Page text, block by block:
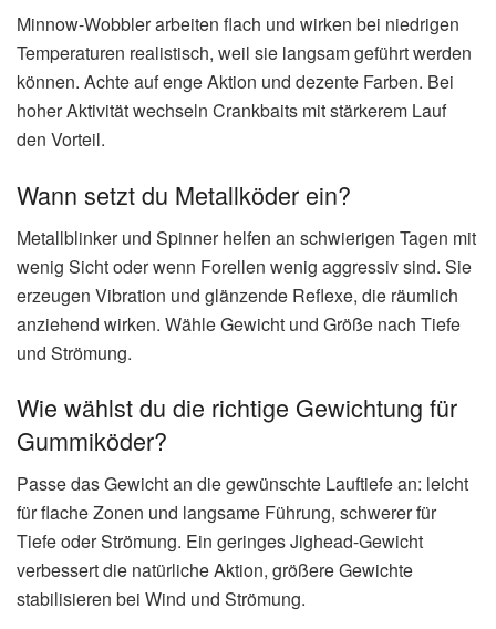
Minnow-Wobbler arbeiten flach und wirken bei niedrigen
Temperaturen realistisch, weil sie langsam geführt werden
können. Achte auf enge Aktion und dezente Farben. Bei
hoher Aktivität wechseln Crankbaits mit stärkerem Lauf
den Vorteil.
Wann setzt du Metallköder ein?
Metallblinker und Spinner helfen an schwierigen Tagen mit
wenig Sicht oder wenn Forellen wenig aggressiv sind. Sie
erzeugen Vibration und glänzende Reflexe, die räumlich
anziehend wirken. Wähle Gewicht und Größe nach Tiefe
und Strömung.
Wie wählst du die richtige Gewichtung für
Gummiköder?
Passe das Gewicht an die gewünschte Lauftiefe an: leicht
für flache Zonen und langsame Führung, schwerer für
Tiefe oder Strömung. Ein geringes Jighead-Gewicht
verbessert die natürliche Aktion, größere Gewichte
stabilisieren bei Wind und Strömung.